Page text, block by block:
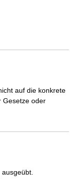
auf die konkrete
Gesetze oder